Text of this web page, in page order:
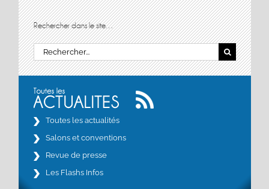
Rechercher dans le site…
Rechercher:
Toutes les actualités
Salons et conventions
Revue de presse
Les Flashs Infos